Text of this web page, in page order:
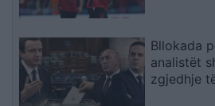
Bllokada
analistët
zgjedhje